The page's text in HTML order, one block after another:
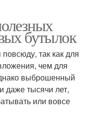
бутылок
так как для
чем для
выброшенный
даже тысячи лет,
или вовсе